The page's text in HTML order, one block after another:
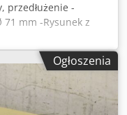
przedłużenie -
mm -Rysunek z
800/H450 mm -
Ogłoszenia